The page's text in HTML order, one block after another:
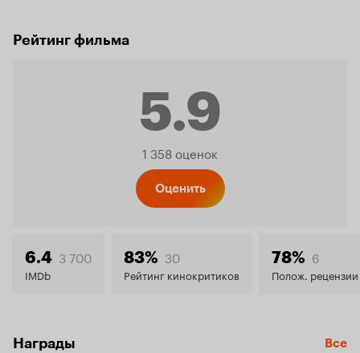
Рейтинг фильма
5.9
Рейтинг
5.9
1 358 оценок
Оценить
6.4 3 700
IMDb
83% 30
Рейтинг кинокритиков
78% 6
Полож. рецензии
Награды Все